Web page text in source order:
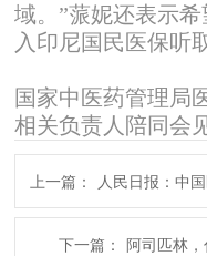
域。”蒎妮还表示
入印尼国民医保听
国家中医药管理局
相关负责人陪同会
上一篇： 人民日报：中国医疗
下一篇： 阿司匹林